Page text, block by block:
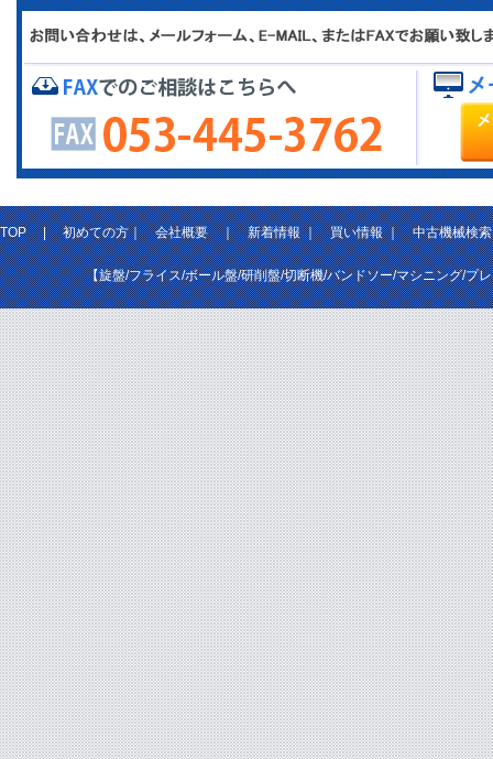
TOP|初めての方｜会社概要｜新着情報｜買い情報｜中古機械検索
【旋盤/フライス/ボール盤/研削盤/切断機/バンドソー/マシニング/プ